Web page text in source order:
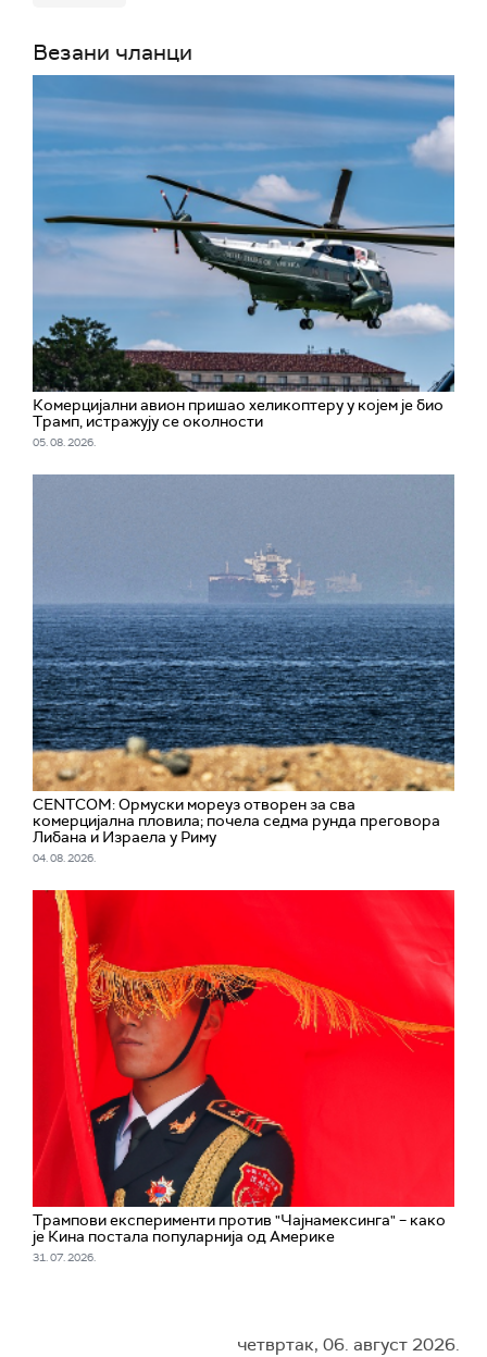
Везани чланци
Комерцијални авион пришао хеликоптеру у којем је био
Трамп, истражују се околности
05. 08. 2026.
CENTCOM: Ормуски мореуз отворен за сва
комерцијална пловила; почела седма рунда преговора
Либана и Израела у Риму
04. 08. 2026.
Трампови експерименти против "Чајнамексинга" – како
је Кина постала популарнија од Америке
31. 07. 2026.
четвртак, 06. август 2026.